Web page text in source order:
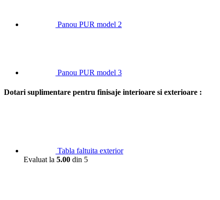
Panou PUR model 2
Panou PUR model 3
Dotari suplimentare pentru finisaje interioare si exterioare :
Tabla faltuita exterior
Evaluat la 5.00 din 5